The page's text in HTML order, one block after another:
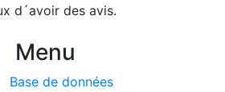
d´avoir des avis.
Menu
Base de données